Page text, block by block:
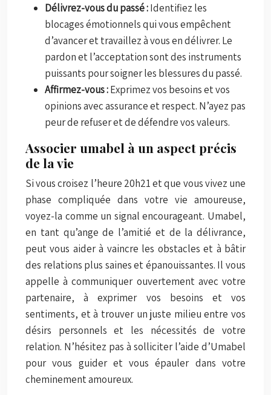
Délivrez-vous du passé :Identifiez les
blocages émotionnels qui vous empêchent
d’avancer et travaillez à vous en délivrer. Le
pardon et l’acceptation sont des instruments
puissants pour soigner les blessures du passé.
Affirmez-vous :Exprimez vos besoins et vos
opinions avec assurance et respect. N’ayez pas
peur de refuser et de défendre vos valeurs.
Associer umabel à un aspect précis
de la vie
Si vous croisez l’heure 20h21 et que vous vivez une
phase compliquée dans votre vie amoureuse,
voyez-la comme un signal encourageant. Umabel,
en tant qu’ange de l’amitié et de la délivrance,
peut vous aider à vaincre les obstacles et à bâtir
des relations plus saines et épanouissantes. Il vous
appelle à communiquer ouvertement avec votre
partenaire, à exprimer vos besoins et vos
sentiments, et à trouver un juste milieu entre vos
désirs personnels et les nécessités de votre
relation. N’hésitez pas à solliciter l’aide d’Umabel
pour vous guider et vous épauler dans votre
cheminement amoureux.